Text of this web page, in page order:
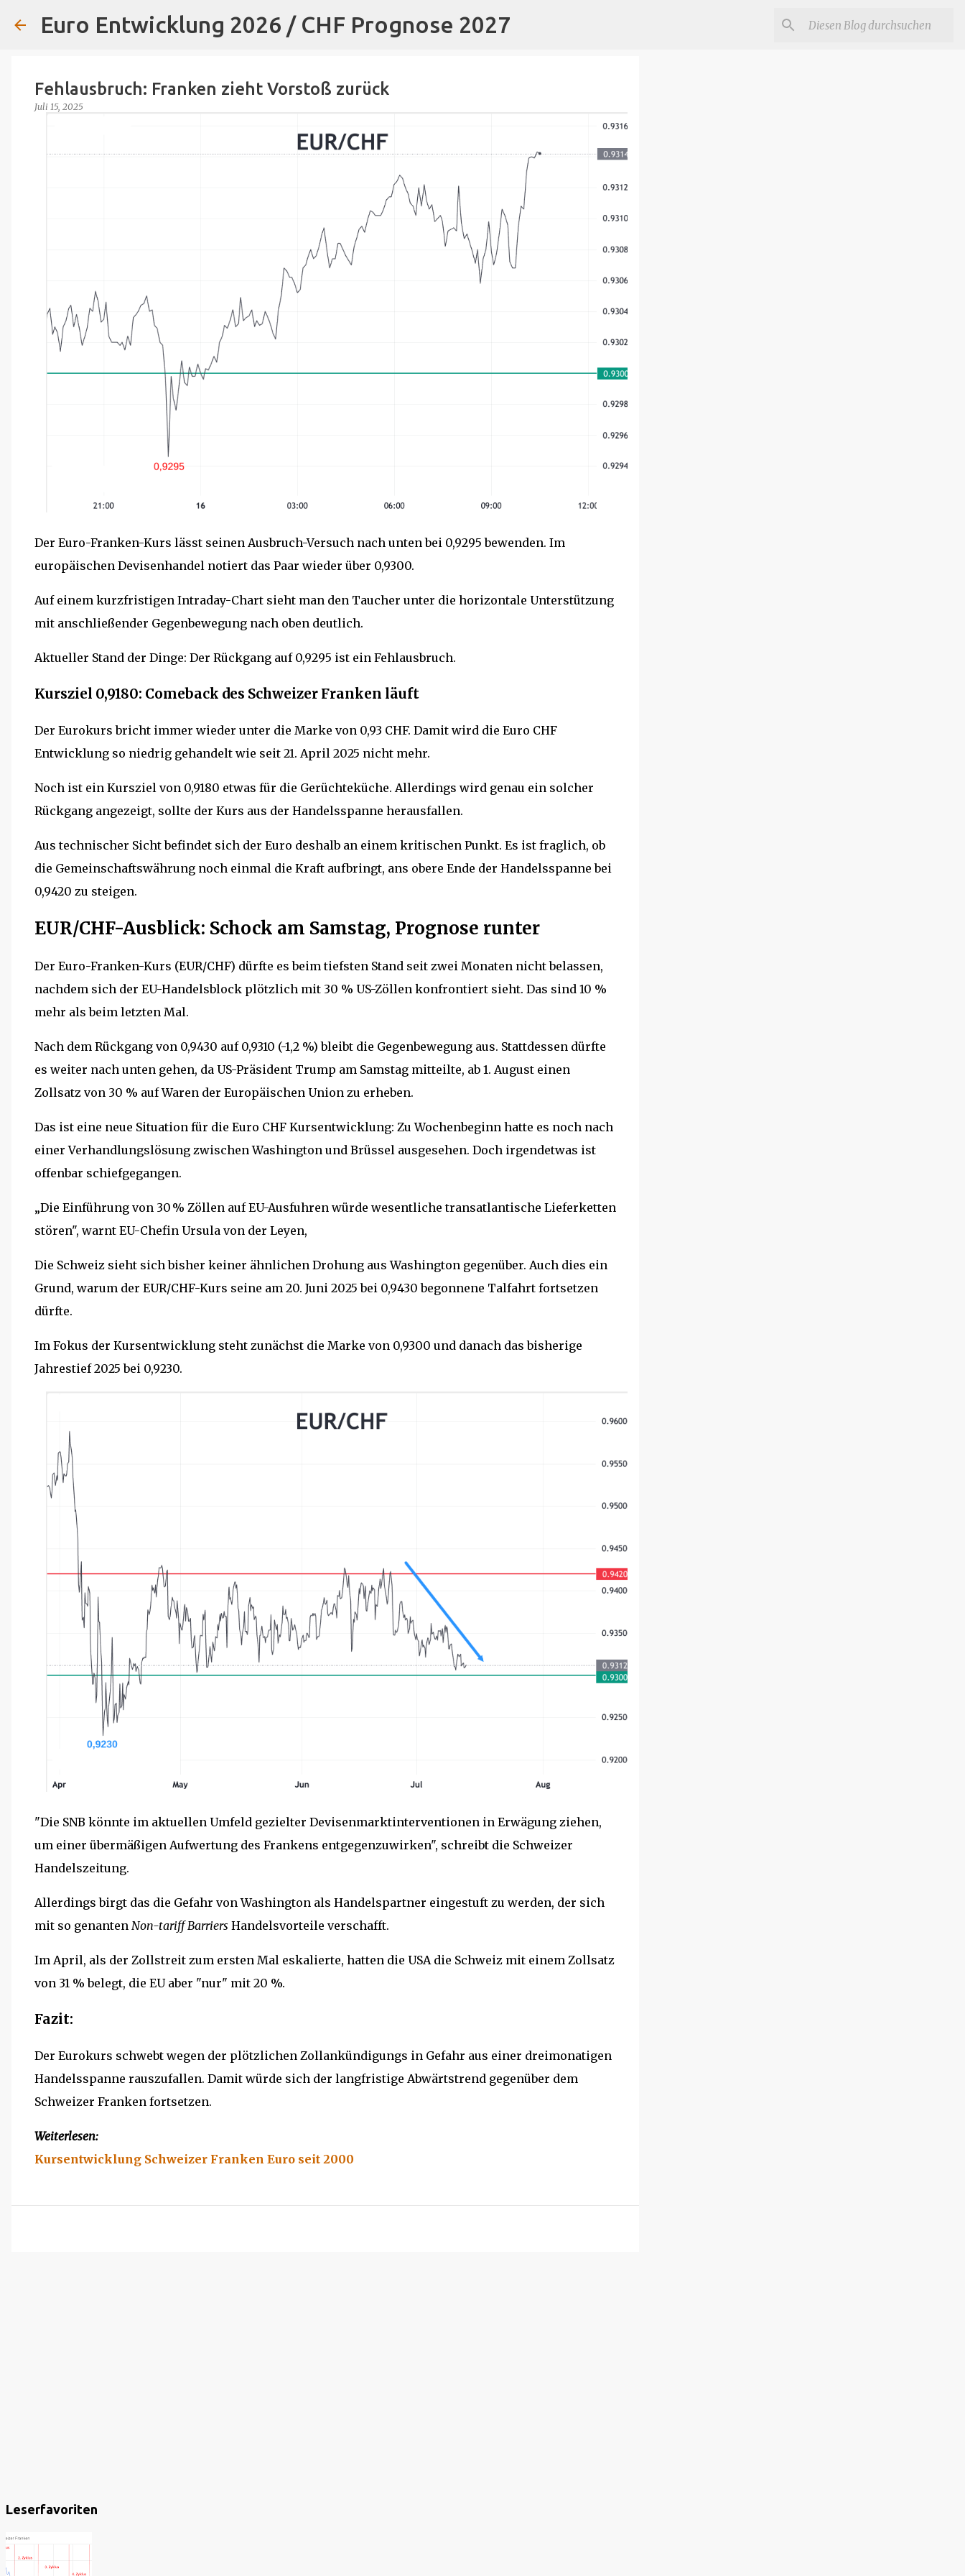
Direkt zum Hauptbereich
Euro Entwicklung 2026 / CHF Prognose 2027
Fehlausbruch: Franken zieht Vorstoß zurück
Juli 15, 2025
Der Euro-Franken-Kurs lässt seinen Ausbruch-Versuch nach unten bei 0,9295 bewenden. Im
europäischen Devisenhandel notiert das Paar wieder über 0,9300.
Auf einem kurzfristigen Intraday-Chart sieht man den Taucher unter die horizontale Unterstützung
mit anschließender Gegenbewegung nach oben deutlich.
Aktueller Stand der Dinge: Der Rückgang auf 0,9295 ist ein Fehlausbruch.
Kursziel 0,9180: Comeback des Schweizer Franken läuft
Der Eurokurs bricht immer wieder unter die Marke von 0,93 CHF. Damit wird die Euro CHF
Entwicklung so niedrig gehandelt wie seit 21. April 2025 nicht mehr.
Noch ist ein Kursziel von 0,9180 etwas für die Gerüchteküche. Allerdings wird genau ein solcher
Rückgang angezeigt, sollte der Kurs aus der Handelsspanne herausfallen.
Aus technischer Sicht befindet sich der Euro deshalb an einem kritischen Punkt. Es ist fraglich, ob
die Gemeinschaftswährung noch einmal die Kraft aufbringt, ans obere Ende der Handelsspanne bei
0,9420 zu steigen.
EUR/CHF-Ausblick: Schock am Samstag, Prognose runter
Der Euro-Franken-Kurs (EUR/CHF) dürfte es beim tiefsten Stand seit zwei Monaten nicht belassen,
nachdem sich der EU-Handelsblock plötzlich mit 30 % US-Zöllen konfrontiert sieht. Das sind 10 %
mehr als beim letzten Mal.
Nach dem Rückgang von 0,9430 auf 0,9310 (-1,2 %) bleibt die Gegenbewegung aus. Stattdessen dürfte
es weiter nach unten gehen, da US-Präsident Trump am Samstag mitteilte, ab 1. August einen
Zollsatz von 30 % auf Waren der Europäischen Union zu erheben.
Das ist eine neue Situation für die Euro CHF Kursentwicklung: Zu Wochenbeginn hatte es noch nach
einer Verhandlungslösung zwischen Washington und Brüssel ausgesehen. Doch irgendetwas ist
offenbar schiefgegangen.
„Die Einführung von 30 % Zöllen auf EU-Ausfuhren würde wesentliche transatlantische Lieferketten
stören", warnt EU-Chefin Ursula von der Leyen,
Die Schweiz sieht sich bisher keiner ähnlichen Drohung aus Washington gegenüber. Auch dies ein
Grund, warum der EUR/CHF-Kurs seine am 20. Juni 2025 bei 0,9430 begonnene Talfahrt fortsetzen
dürfte.
Im Fokus der Kursentwicklung steht zunächst die Marke von 0,9300 und danach das bisherige
Jahrestief 2025 bei 0,9230.
"Die SNB könnte im aktuellen Umfeld gezielter Devisenmarktinterventionen in Erwägung ziehen,
um einer übermäßigen Aufwertung des Frankens entgegenzuwirken", schreibt die Schweizer
Handelszeitung.
Allerdings birgt das die Gefahr von Washington als Handelspartner eingestuft zu werden, der sich
mit so genanten Non-tariff Barriers Handelsvorteile verschafft.
Im April, als der Zollstreit zum ersten Mal eskalierte, hatten die USA die Schweiz mit einem Zollsatz
von 31 % belegt, die EU aber "nur" mit 20 %.
Fazit:
Der Eurokurs schwebt wegen der plötzlichen Zollankündigungs in Gefahr aus einer dreimonatigen
Handelsspanne rauszufallen. Damit würde sich der langfristige Abwärtstrend gegenüber dem
Schweizer Franken fortsetzen.
Weiterlesen:
Kursentwicklung Schweizer Franken Euro seit 2000
Leserfavoriten